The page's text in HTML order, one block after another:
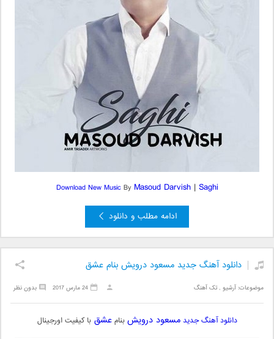
Download New MusicBy Masoud Darvish| Saghi
ادامه مطلب و دانلود
دانلود آهنگ جدید مسعود درویش بنام عشق
موضوعات:آرشیو ,تک آهنگ بدون نظر 24 مارس 2017
دانلود آهنگ جدید مسعود درویشبنامعشقبا کیفیت اورجینال